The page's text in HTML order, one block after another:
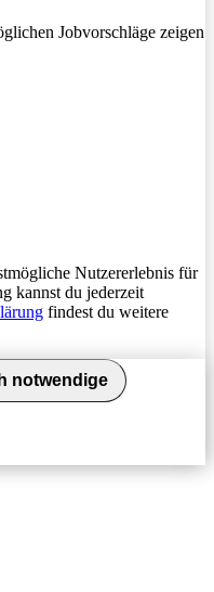
Jobvorschläge zeigen
Nutzererlebnis für
kannst du jederzeit
findest du weitere
notwendige